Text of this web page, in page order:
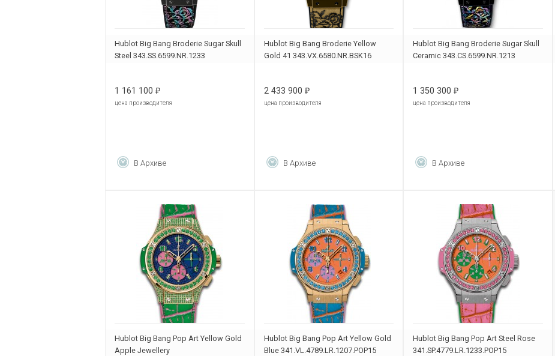
Hublot Big Bang Broderie Sugar Skull
Steel 343.SS.6599.NR.1233
1 161 100 ₽
цена производителя
В Архиве
Hublot Big Bang Broderie Yellow
Gold 41 343.VX.6580.NR.BSK16
2 433 900 ₽
цена производителя
В Архиве
Hublot Big Bang Broderie Sugar Skull
Ceramic 343.CS.6599.NR.1213
1 350 300 ₽
цена производителя
В Архиве
Hublot Big Bang Pop Art Yellow Gold
Apple Jewellery
Hublot Big Bang Pop Art Yellow Gold
Blue 341.VL.4789.LR.1207.POP15
Hublot Big Bang Pop Art Steel Rose
341.SP.4779.LR.1233.POP15